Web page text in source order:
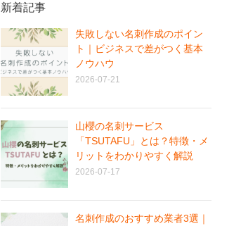
新着記事
失敗しない名刺作成のポイン
ト｜ビジネスで差がつく基本
ノウハウ
2026-07-21
山櫻の名刺サービス
「TSUTAFU」とは？特徴・メ
リットをわかりやすく解説
2026-07-17
名刺作成のおすすめ業者3選｜